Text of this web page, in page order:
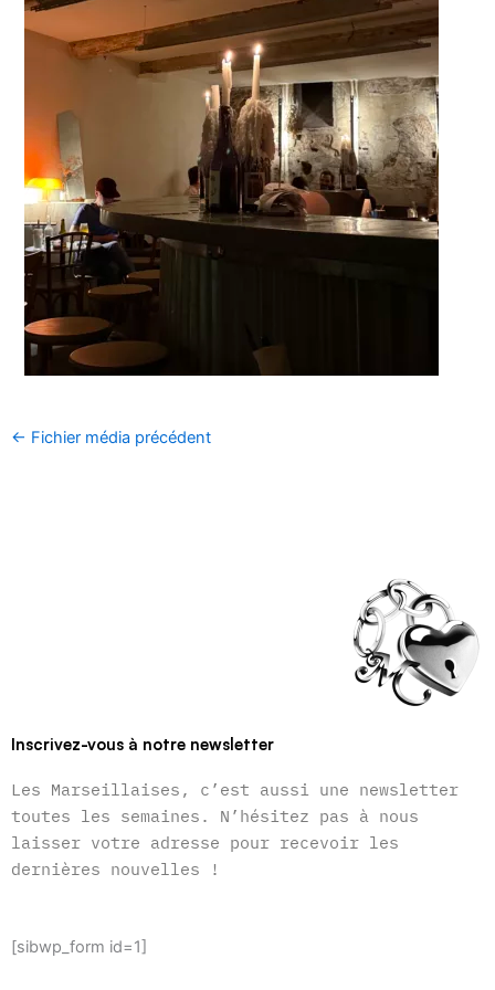
← Fichier média précédent
Inscrivez-vous à notre newsletter
Les Marseillaises, c’est aussi une newsletter
toutes les semaines. N’hésitez pas à nous
laisser votre adresse pour recevoir les
dernières nouvelles !
[sibwp_form id=1]